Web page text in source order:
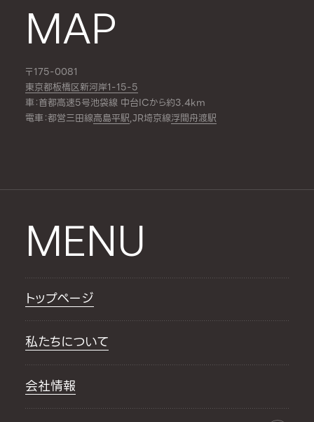
MAP
〒175-0081
東京都板橋区新河岸1-15-5
車：首都高速5号池袋線 中台ICから約3.4km
電車：都営三田線高島平駅,JR埼京線浮間舟渡駅
MENU
トップページ
私たちについて
会社情報